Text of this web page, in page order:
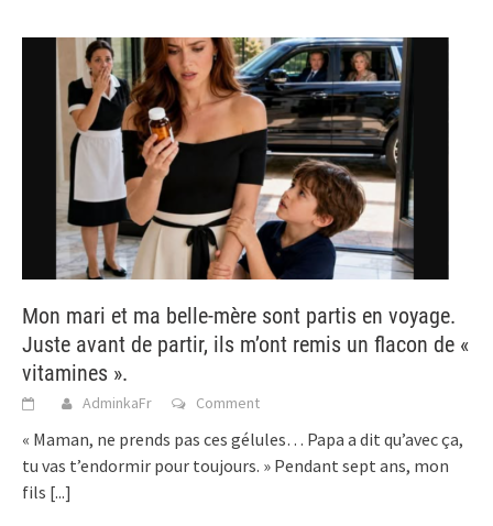
Mon mari et ma belle-mère sont partis en voyage.
Juste avant de partir, ils m’ont remis un flacon de «
vitamines ».
AdminkaFr Comment
« Maman, ne prends pas ces gélules… Papa a dit qu’avec ça,
tu vas t’endormir pour toujours. » Pendant sept ans, mon
fils [...]